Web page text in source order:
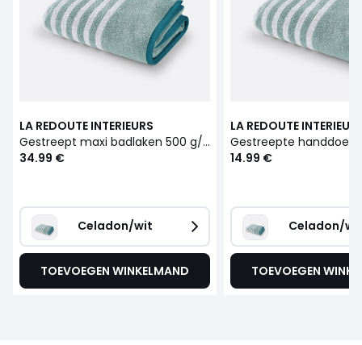
LA REDOUTE INTERIEURS
Gestreept maxi badlaken 500 g/m², Calanques
34.99 €
Celadon/wit
TOEVOEGEN WINKELMAND
LA REDOUTE
14.99 €
Celadon/
TOEVOEGEN